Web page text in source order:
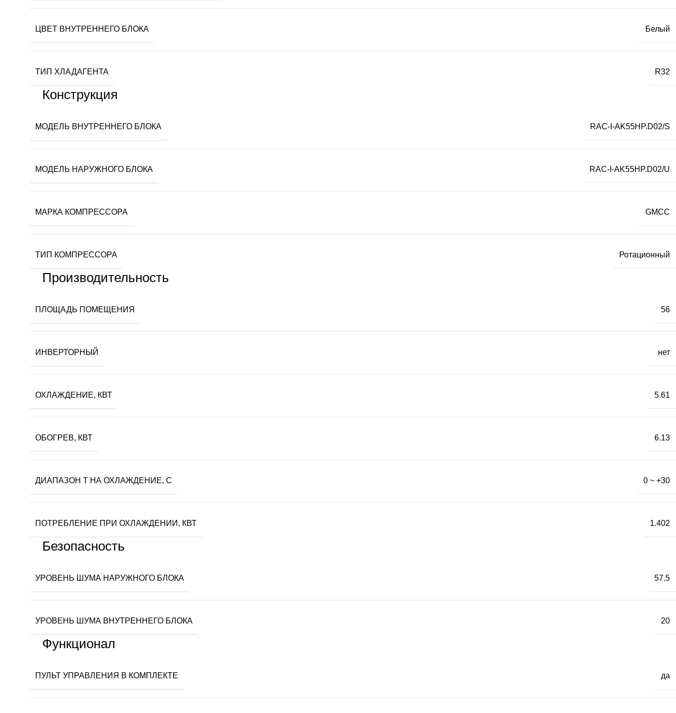
ЦВЕТ ВНУТРЕННЕГО БЛОКА Белый
ТИП ХЛАДАГЕНТА R32
Конструкция
МОДЕЛЬ ВНУТРЕННЕГО БЛОКА RAC-I-AK55HP.D02/S
МОДЕЛЬ НАРУЖНОГО БЛОКА RAC-I-AK55HP.D02/U
МАРКА КОМПРЕССОРА GMCC
ТИП КОМПРЕССОРА Ротационный
Производительность
ПЛОЩАДЬ ПОМЕЩЕНИЯ 56
ИНВЕРТОРНЫЙ нет
ОХЛАЖДЕНИЕ, КВТ 5.61
ОБОГРЕВ, КВТ 6.13
ДИАПАЗОН T НА ОХЛАЖДЕНИЕ, С 0 ~ +30
ПОТРЕБЛЕНИЕ ПРИ ОХЛАЖДЕНИИ, КВТ 1.402
Безопасность
УРОВЕНЬ ШУМА НАРУЖНОГО БЛОКА 57.5
УРОВЕНЬ ШУМА ВНУТРЕННЕГО БЛОКА 20
Функционал
ПУЛЬТ УПРАВЛЕНИЯ В КОМПЛЕКТЕ да